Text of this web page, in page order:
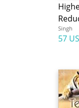
Singh
57